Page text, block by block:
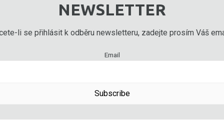
NEWSLETTER
li se přihlásit k odběru newsletteru, zadejte prosím Váš
Email
Subscribe